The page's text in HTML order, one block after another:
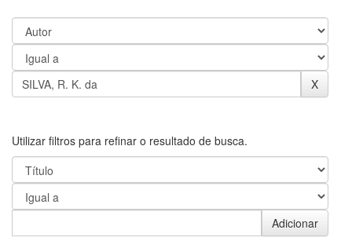
Utilizar filtros para refinar o resultado de busca.